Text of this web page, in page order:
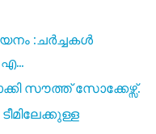
:ചർച്ചകൾ
സൗത്ത് സോക്കേഴ്സ്.